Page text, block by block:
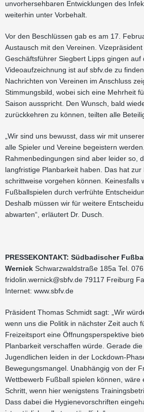
unvorhersehbaren Entwicklungen des
weiterhin unter Vorbehalt.
Vor den Beschlüssen gab es am 17.
Austausch mit den Vereinen.
Geschäftsführer Siegbert Lipps gingen
Videoaufzeichnung ist auf sbfv.de zu
Nachrichten von Vereinen im Anschluss
Stimmungsbild, wobei sich eine Mehrheit
Saison ausspricht. Den Wunsch, bald
zurückkehren zu können, teilten alle
„Wir sind uns bewusst, dass wir mit
alle Spieler und Vereine begeistern
Rahmenbedingungen sind aber leider so,
langfristige Planbarkeit haben. Das hat
schrittweise vorgehen können. Keinesfalls
Fußballspielen durch verfrühte
Deshalb müssen wir für weitere
abwarten“, erläutert Dr. Dusch.
PRESSEKONTAKT: Südbadischer
Wernick Schwarzwaldstraße 185a Tel.
fridolin.wernick@sbfv.de 79117 Freiburg
Internet: www.sbfv.de
Präsident Thomas Schmidt sagt: „Wir
wenn uns die Politik in nächster Zeit auch
Freizeitsport eine Öffnungsperspektive
Planbarkeit verschaffen würde. Gerade
Jugendlichen leiden in der Lockdown-
Bewegungsmangel. Unabhängig von der
Wettbewerb Fußball spielen können, wäre
Schritt, wenn hier wenigstens
Dass dabei die Hygienevorschriften